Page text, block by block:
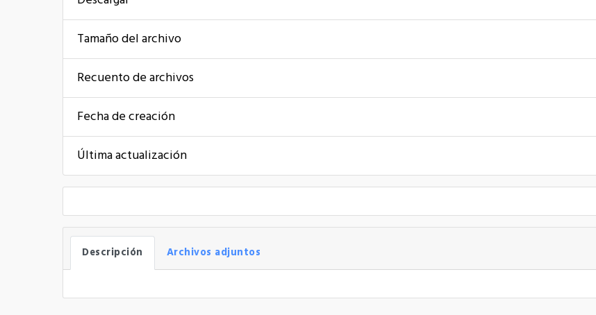
Tamaño del archivo
Recuento de archivos
Fecha de creación
Última actualización
Descripción Archivos adjuntos